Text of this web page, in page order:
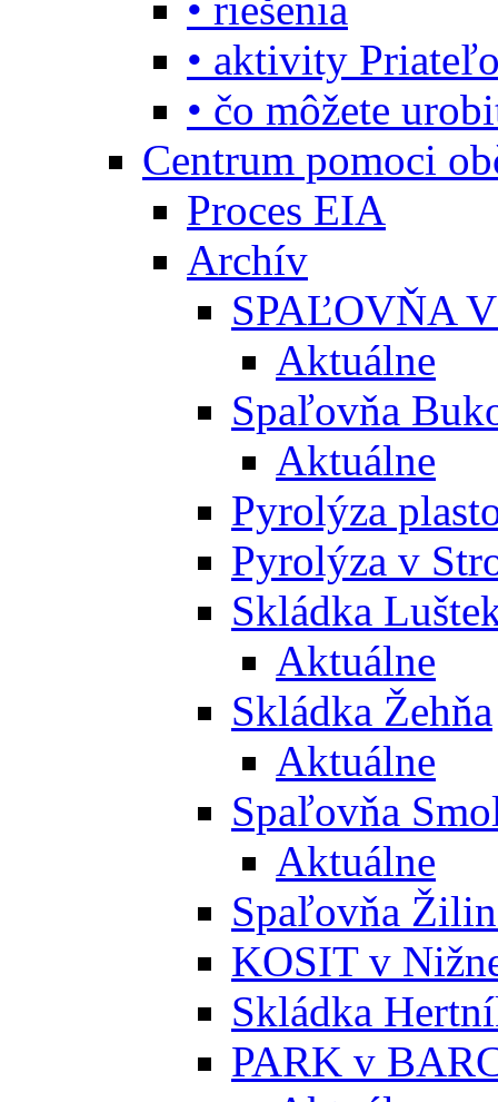
• aktivity
• čo môžete
Centrum pomoci
Proces EIA
Archív
SPAĽOVŇA
Aktuálne
Spaľovňa
Aktuálne
Pyrolýza
Pyrolýza v
Skládka
Aktuálne
Skládka Žehňa
Aktuálne
Spaľovňa
Aktuálne
Spaľovňa
KOSIT v
Skládka
PARK v